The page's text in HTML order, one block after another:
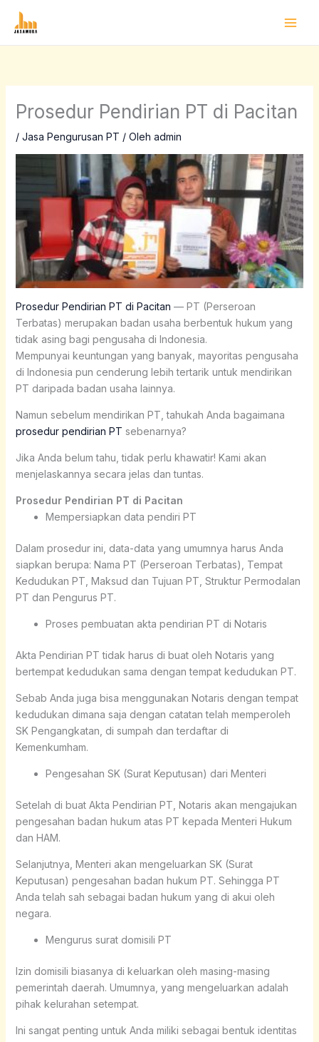
Prosedur Pendirian PT di Pacitan
/ Jasa Pengurusan PT / Oleh admin
Prosedur Pendirian PT di Pacitan — PT (Perseroan
Terbatas) merupakan badan usaha berbentuk hukum yang
tidak asing bagi pengusaha di Indonesia.
Mempunyai keuntungan yang banyak, mayoritas pengusaha
di Indonesia pun cenderung lebih tertarik untuk mendirikan
PT daripada badan usaha lainnya.
Namun sebelum mendirikan PT, tahukah Anda bagaimana
prosedur pendirian PT sebenarnya?
Jika Anda belum tahu, tidak perlu khawatir! Kami akan
menjelaskannya secara jelas dan tuntas.
Prosedur Pendirian PT di Pacitan
Mempersiapkan data pendiri PT
Dalam prosedur ini, data-data yang umumnya harus Anda
siapkan berupa: Nama PT (Perseroan Terbatas), Tempat
Kedudukan PT, Maksud dan Tujuan PT, Struktur Permodalan
PT dan Pengurus PT.
Proses pembuatan akta pendirian PT di Notaris
Akta Pendirian PT tidak harus di buat oleh Notaris yang
bertempat kedudukan sama dengan tempat kedudukan PT.
Sebab Anda juga bisa menggunakan Notaris dengan tempat
kedudukan dimana saja dengan catatan telah memperoleh
SK Pengangkatan, di sumpah dan terdaftar di
Kemenkumham.
Pengesahan SK (Surat Keputusan) dari Menteri
Setelah di buat Akta Pendirian PT, Notaris akan mengajukan
pengesahan badan hukum atas PT kepada Menteri Hukum
dan HAM.
Selanjutnya, Menteri akan mengeluarkan SK (Surat
Keputusan) pengesahan badan hukum PT. Sehingga PT
Anda telah sah sebagai badan hukum yang di akui oleh
negara.
Mengurus surat domisili PT
Izin domisili biasanya di keluarkan oleh masing-masing
pemerintah daerah. Umumnya, yang mengeluarkan adalah
pihak kelurahan setempat.
Ini sangat penting untuk Anda miliki sebagai bentuk identitas